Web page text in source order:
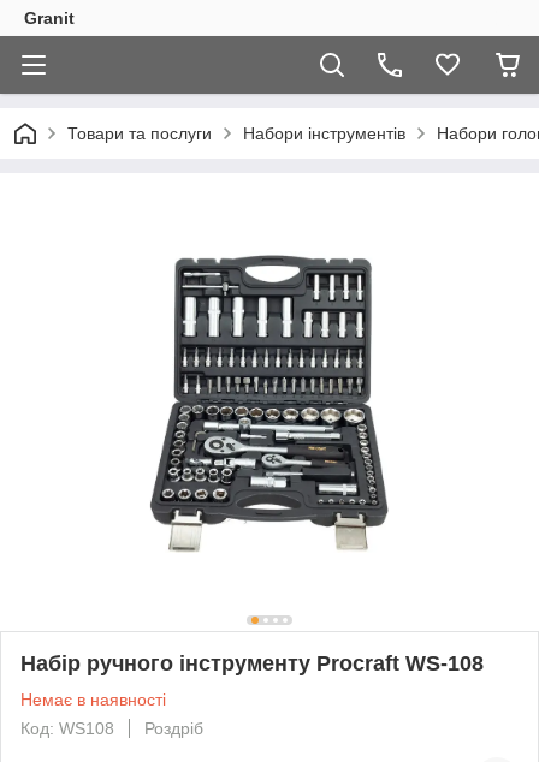
Granit
Товари та послуги Набори інструментів Набори
Набір ручного інструменту Procraft WS-108
Немає в наявності
Код: WS108
Роздріб